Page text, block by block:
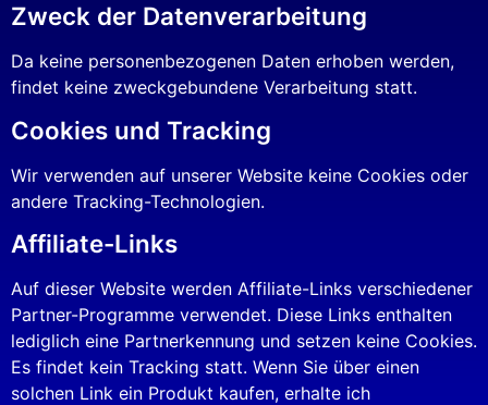
Zweck der Datenverarbeitung
Da keine personenbezogenen Daten erhoben werden,
findet keine zweckgebundene Verarbeitung statt.
Cookies und Tracking
Wir verwenden auf unserer Website keine Cookies oder
andere Tracking-Technologien.
Affiliate-Links
Auf dieser Website werden Affiliate-Links verschiedener
Partner-Programme verwendet. Diese Links enthalten
lediglich eine Partnerkennung und setzen keine Cookies.
Es findet kein Tracking statt. Wenn Sie über einen
solchen Link ein Produkt kaufen, erhalte ich